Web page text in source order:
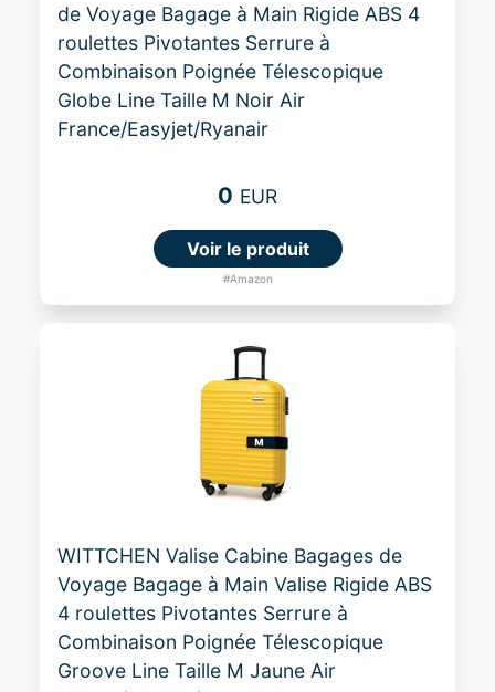
de Voyage Bagage à Main Rigide ABS 4
roulettes Pivotantes Serrure à
Combinaison Poignée Télescopique
Globe Line Taille M Noir Air
France/Easyjet/Ryanair
0 EUR
Voir le produit
#Amazon
WITTCHEN Valise Cabine Bagages de
Voyage Bagage à Main Valise Rigide ABS
4 roulettes Pivotantes Serrure à
Combinaison Poignée Télescopique
Groove Line Taille M Jaune Air